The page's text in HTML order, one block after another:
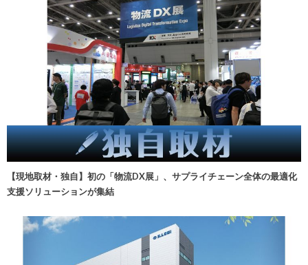
【現地取材・独自】初の「物流DX展」、サプライチェーン全体の最適化
支援ソリューションが集結